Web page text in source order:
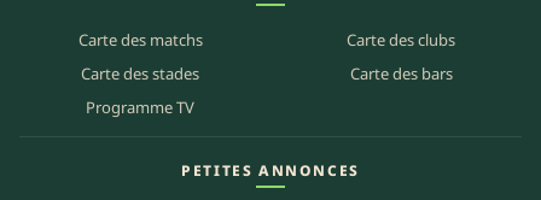
Carte des matchs
Carte des clubs
Carte des stades
Carte des bars
Programme TV
PETITES ANNONCES